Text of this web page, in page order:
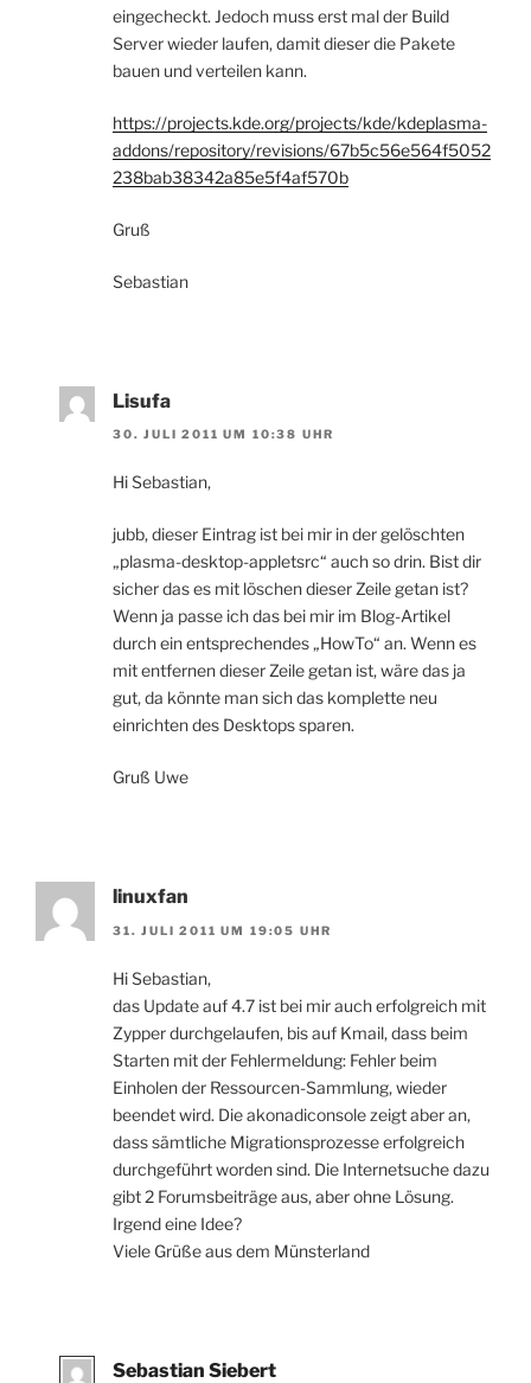
eingecheckt. Jedoch muss erst mal der Build
Server wieder laufen, damit dieser die Pakete
bauen und verteilen kann.
https://projects.kde.org/projects/kde/kdeplasma-
addons/repository/revisions/67b5c56e564f5052
238bab38342a85e5f4af570b
Gruß
Sebastian
Lisufa
30. JULI 2011 UM 10:38 UHR
Hi Sebastian,
jubb, dieser Eintrag ist bei mir in der gelöschten
„plasma-desktop-appletsrc“ auch so drin. Bist dir
sicher das es mit löschen dieser Zeile getan ist?
Wenn ja passe ich das bei mir im Blog-Artikel
durch ein entsprechendes „HowTo“ an. Wenn es
mit entfernen dieser Zeile getan ist, wäre das ja
gut, da könnte man sich das komplette neu
einrichten des Desktops sparen.
Gruß Uwe
linuxfan
31. JULI 2011 UM 19:05 UHR
Hi Sebastian,
das Update auf 4.7 ist bei mir auch erfolgreich mit
Zypper durchgelaufen, bis auf Kmail, dass beim
Starten mit der Fehlermeldung: Fehler beim
Einholen der Ressourcen-Sammlung, wieder
beendet wird. Die akonadiconsole zeigt aber an,
dass sämtliche Migrationsprozesse erfolgreich
durchgeführt worden sind. Die Internetsuche dazu
gibt 2 Forumsbeiträge aus, aber ohne Lösung.
Irgend eine Idee?
Viele Grüße aus dem Münsterland
Sebastian Siebert